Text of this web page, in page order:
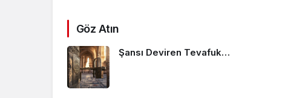
Göz Atın
Şansı Deviren Tevafuk…